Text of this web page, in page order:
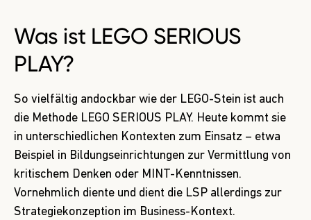
Was ist LEGO SERIOUS
PLAY?
So vielfältig andockbar wie der LEGO-Stein ist auch
die Methode LEGO SERIOUS PLAY. Heute kommt sie
in unterschiedlichen Kontexten zum Einsatz – etwa
Beispiel in Bildungseinrichtungen zur Vermittlung von
kritischem Denken oder MINT-Kenntnissen.
Vornehmlich diente und dient die LSP allerdings zur
Strategiekonzeption im Business-Kontext.